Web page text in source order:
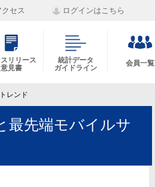
クセス ログインはこちら
リリース
意見書
統計データ
ガイドライン
会員一覧
レンド
最先端モバイルサ